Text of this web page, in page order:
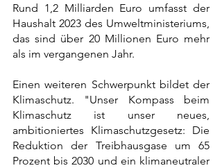
Rund 1,2 Milliarden Euro umfasst der
Haushalt 2023 des Umweltministeriums,
das sind über 20 Millionen Euro mehr
als im vergangenen Jahr.
Einen weiteren Schwerpunkt bildet der
Klimaschutz. "Unser Kompass beim
Klimaschutz ist unser neues,
ambitioniertes Klimaschutzgesetz: Die
Reduktion der Treibhausgase um 65
Prozent bis 2030 und ein klimaneutraler